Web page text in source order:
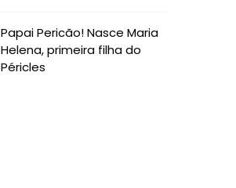
Papai Pericão! Nasce Maria
Helena, primeira filha do
Péricles